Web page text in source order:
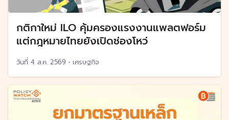
กติกาใหม่ ILO คุ้มครองแรงงานแพลตฟอร์ม
แต่กฎหมายไทยยังเปิดช่องโหว่
วันที่ 4 ส.ค. 2569 • เศรษฐกิจ